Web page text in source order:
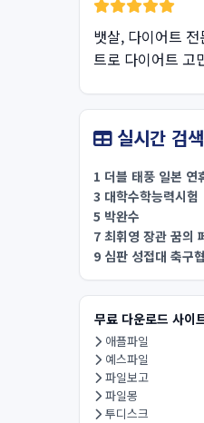
뱃살, 다이어트
트로 다이어트 고
실시간 검
1 더블 태풍 일본 연
3 대학수학능력시험
5 박완수
7 최휘영 장관 꿈의
9 심판 성접대 축구
무료 다운로드 사이
애플파일
예스파일
파일보고
파일몽
투디스크